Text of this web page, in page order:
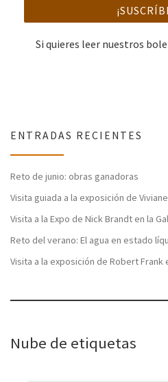
Si quieres leer nuestros
ENTRADAS RECIENTES
Reto de junio: obras ganadoras
Visita guiada a la exposición de
Visita a la Expo de Nick Brandt en la
Reto del verano: El agua en estado
Visita a la exposición de Robert Frank
Nube de etiquetas